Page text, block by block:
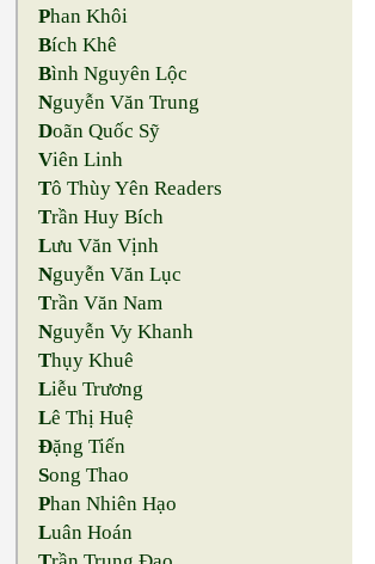
Phan Khôi
Bích Khê
Bình Nguyên Lộc
Nguyễn Văn Trung
Doãn Quốc Sỹ
Viên Linh
Tô Thùy Yên Readers
Trần Huy Bích
Lưu Văn Vịnh
Nguyễn Văn Lục
Trần Văn Nam
Nguyễn Vy Khanh
Thụy Khuê
Liễu Trương
Lê Thị Huệ
Đặng Tiến
Song Thao
Phan Nhiên Hạo
Luân Hoán